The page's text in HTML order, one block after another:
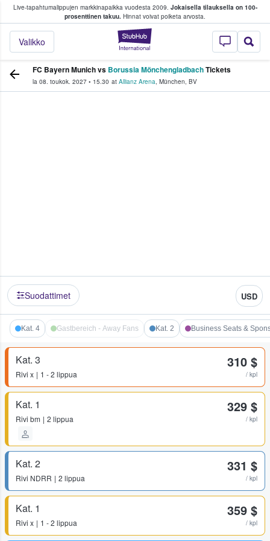
Live-tapahtumalippujen markkinapaikka vuodesta 2009. Jokaisella tilauksella on 100-
prosenttinen takuu. Hinnat voivat poiketa arvosta.
StubHub -
Valikko
fanit ostavat ja myyvät lippuja
FC Bayern Munich vs Borussia MönchengladbachTickets
la 08. toukok. 2027 • 15.30 at Allianz Arena, München, BV
Suodattimet USD
Kat. 4 Gastbereich - Away Fans Kat. 2 Business Seats &
Kat. 3
Rivi x 1 - 2 lippua
310 $
/ kpl
Kat. 1
Rivi bm 2 lippua
329 $
/ kpl
Kat. 2
Rivi NDRR 2 lippua
331 $
/ kpl
Kat. 1
Rivi x 1 - 2 lippua
359 $
/ kpl